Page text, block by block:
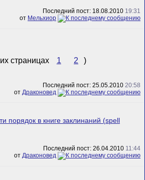
Последний пост: 18.08.2010 19:31
от Мельхиор
1 2 )
Последний пост: 25.05.2010 20:58
от Драконовед
порядок в книге заклинаний (spell
Последний пост: 26.04.2010 11:44
от Драконовед